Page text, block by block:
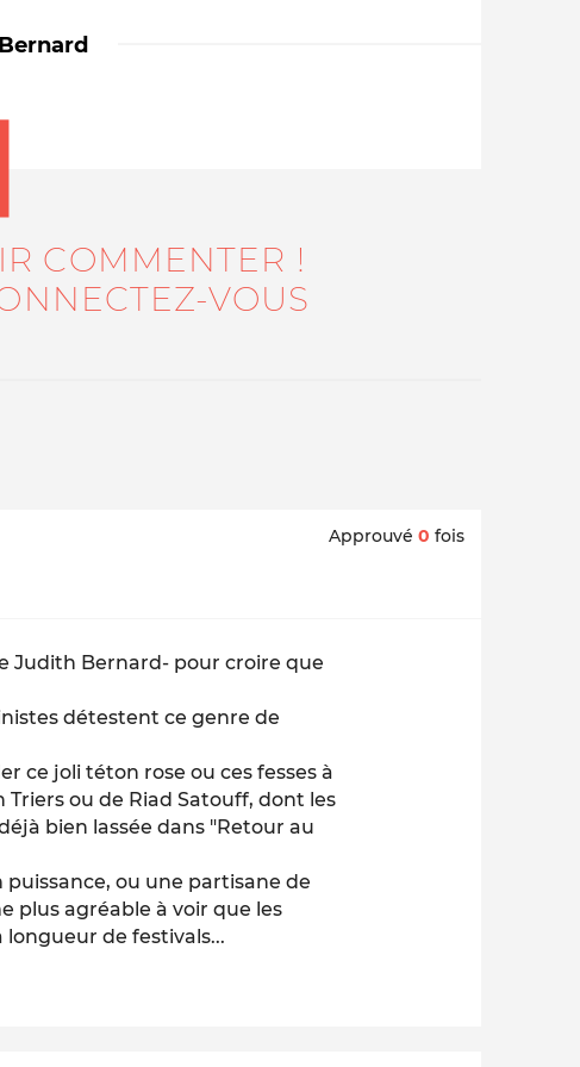
Qui sommes-nous ?
COMMENTER !
VOUS
Approuvé 0 fois
Judith Bernard- pour croire que
détestent ce genre de
ce joli téton rose ou ces fesses à
ou de Riad Satouff, dont les
bien lassée dans "Retour au
puissance, ou une partisane de
plus agréable à voir que les
de festivals...